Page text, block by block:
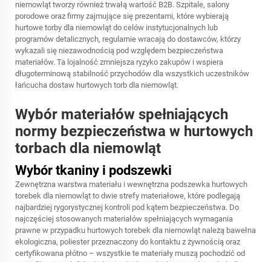
niemowląt tworzy również trwałą wartość B2B. Szpitale, salony
porodowe oraz firmy zajmujące się prezentami, które wybierają
hurtowe torby dla niemowląt do celów instytucjonalnych lub
programów detalicznych, regularnie wracają do dostawców, którzy
wykazali się niezawodnością pod względem bezpieczeństwa
materiałów. Ta lojalność zmniejsza ryzyko zakupów i wspiera
długoterminową stabilność przychodów dla wszystkich uczestników
łańcucha dostaw hurtowych torb dla niemowląt.
Wybór materiałów spełniających
normy bezpieczeństwa w hurtowych
torbach dla niemowląt
Wybór tkaniny i podszewki
Zewnętrzna warstwa materiału i wewnętrzna podszewka hurtowych
torebek dla niemowląt to dwie strefy materiałowe, które podlegają
najbardziej rygorystycznej kontroli pod kątem bezpieczeństwa. Do
najczęściej stosowanych materiałów spełniających wymagania
prawne w przypadku hurtowych torebek dla niemowląt należą bawełna
ekologiczna, poliester przeznaczony do kontaktu z żywnością oraz
certyfikowana płótno – wszystkie te materiały muszą pochodzić od